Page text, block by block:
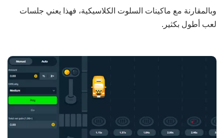
وبالمقارنة مع ماكينات السلوت الكلاسيكية، فهذا يعني جلسات
لعب أطول بكثير.